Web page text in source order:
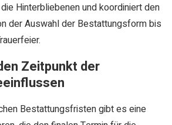
Hinterbliebenen und koordiniert den
der Auswahl der Bestattungsform bis
Zeitpunkt der
Bestattungsfristen gibt es eine